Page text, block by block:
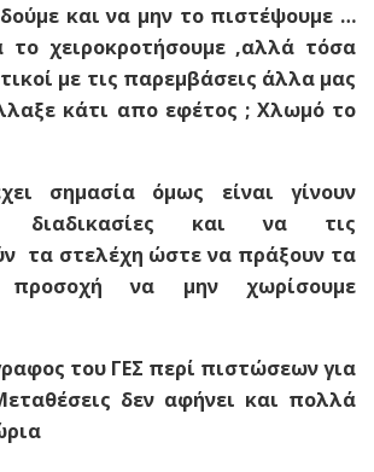
και να μην το πιστέψουμε …
το χειροκροτήσουμε ,αλλά τόσα
με τις παρεμβάσεις άλλα μας
κάτι απο εφέτος ; Χλωμό το
σημασία όμως είναι γίνουν
διαδικασίες και να τις
τα στελέχη ώστε να πράξουν τα
να μην χωρίσουμε
του ΓΕΣ περί πιστώσεων για
δεν αφήνει και πολλά